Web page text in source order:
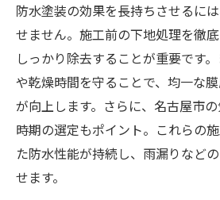
防水塗装の効果を長持ちさせるに
せません。施工前の下地処理を徹
しっかり除去することが重要です
や乾燥時間を守ることで、均一な
が向上します。さらに、名古屋市
時期の選定もポイント。これらの
た防水性能が持続し、雨漏りなど
せます。